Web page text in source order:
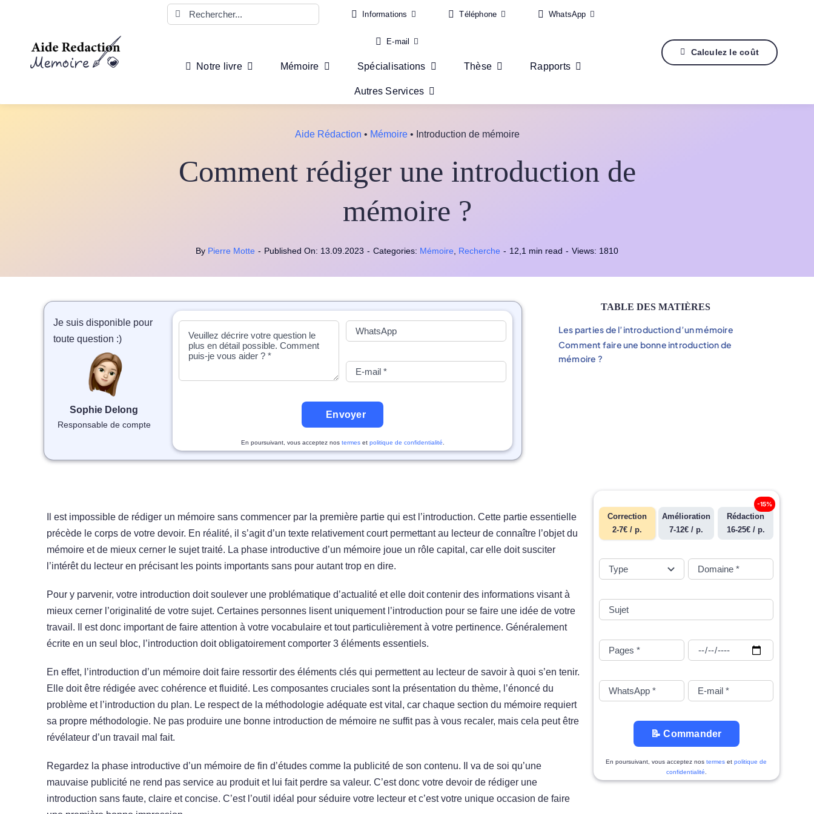
Rechercher: Informations Téléphone WhatsApp
E-mail
Notre livre Mémoire Spécialisations Thèse Rapports
Autres Services
Calculez le coût
Aide Rédaction • Mémoire• Introduction de mémoire
Comment rédiger une introduction de
mémoire ?
By Pierre Motte - Published On: 13.09.2023 - Categories: Mémoire Recherche - 12,1 min read - Views: 1810
Je suis disponible pour
toute question :)
Sophie Delong
Responsable de compte
Envoyer
En poursuivant, vous acceptez nos termeset politique de confidentialité
TABLE DES MATIÈRES
Les parties de l’introduction d’un mémoire
Comment faire une bonne introduction de
mémoire ?
Il est impossible de rédiger un mémoire sans commencer par la première partie qui est l’introduction. Cette partie essentielle
précède le corps de votre devoir. En réalité, il s’agit d’un texte relativement court permettant au lecteur de connaître l’objet du
mémoire et de mieux cerner le sujet traité. La phase introductive d’un mémoire joue un rôle capital, car elle doit susciter
l’intérêt du lecteur en précisant les points importants sans pour autant trop en dire.
Pour y parvenir, votre introduction doit soulever une problématique d’actualité et elle doit contenir des informations visant à
mieux cerner l’originalité de votre sujet. Certaines personnes lisent uniquement l’introduction pour se faire une idée de votre
travail. Il est donc important de faire attention à votre vocabulaire et tout particulièrement à votre pertinence. Généralement
écrite en un seul bloc, l’introduction doit obligatoirement comporter 3 éléments essentiels.
En effet, l’introduction d’un mémoire doit faire ressortir des éléments clés qui permettent au lecteur de savoir à quoi s’en tenir.
Elle doit être rédigée avec cohérence et fluidité. Les composantes cruciales sont la présentation du thème, l’énoncé du
problème et l’introduction du plan. Le respect de la méthodologie adéquate est vital, car chaque section du mémoire requiert
sa propre méthodologie. Ne pas produire une bonne introduction de mémoire ne suffit pas à vous recaler, mais cela peut être
révélateur d’un travail mal fait.
Regardez la phase introductive d’un mémoire de fin d’études comme la publicité de son contenu. Il va de soi qu’une
mauvaise publicité ne rend pas service au produit et lui fait perdre sa valeur. C’est donc votre devoir de rédiger une
introduction sans faute, claire et concise. C’est l’outil idéal pour séduire votre lecteur et c’est votre unique occasion de faire
Correction
2-7€ / p.
Amélioration
7-12€ / p.
Rédaction
16-25€ / p.
-15%
📝 Commander
En poursuivant, vous acceptez nostermes etpolitique de
confidentialité